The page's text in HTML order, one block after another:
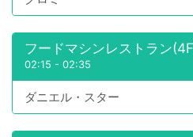
フードマシンレストラン
02:15 - 02:35
ダニエル・スター